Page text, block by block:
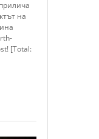
на
[Total: